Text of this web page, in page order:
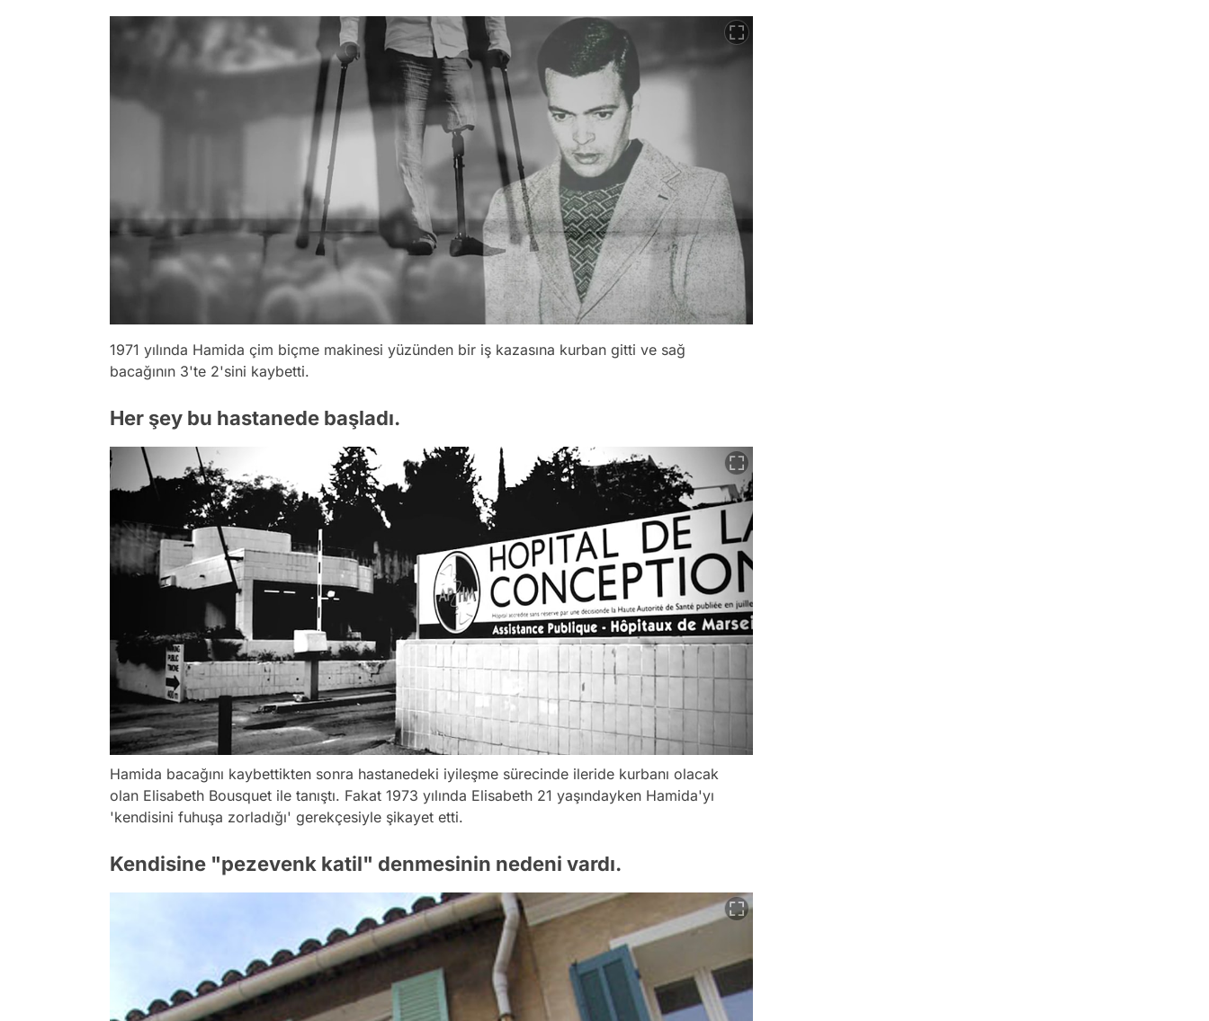
1971 yılında Hamida çim biçme makinesi yüzünden bir iş kazasına kurban gitti ve sağ
bacağının 3'te 2'sini kaybetti.
Her şey bu hastanede başladı.
Hamida bacağını kaybettikten sonra hastanedeki iyileşme sürecinde ileride kurbanı olacak
olan Elisabeth Bousquet ile tanıştı. Fakat 1973 yılında Elisabeth 21 yaşındayken Hamida'yı
'kendisini fuhuşa zorladığı' gerekçesiyle şikayet etti.
Kendisine "pezevenk katil" denmesinin nedeni vardı.